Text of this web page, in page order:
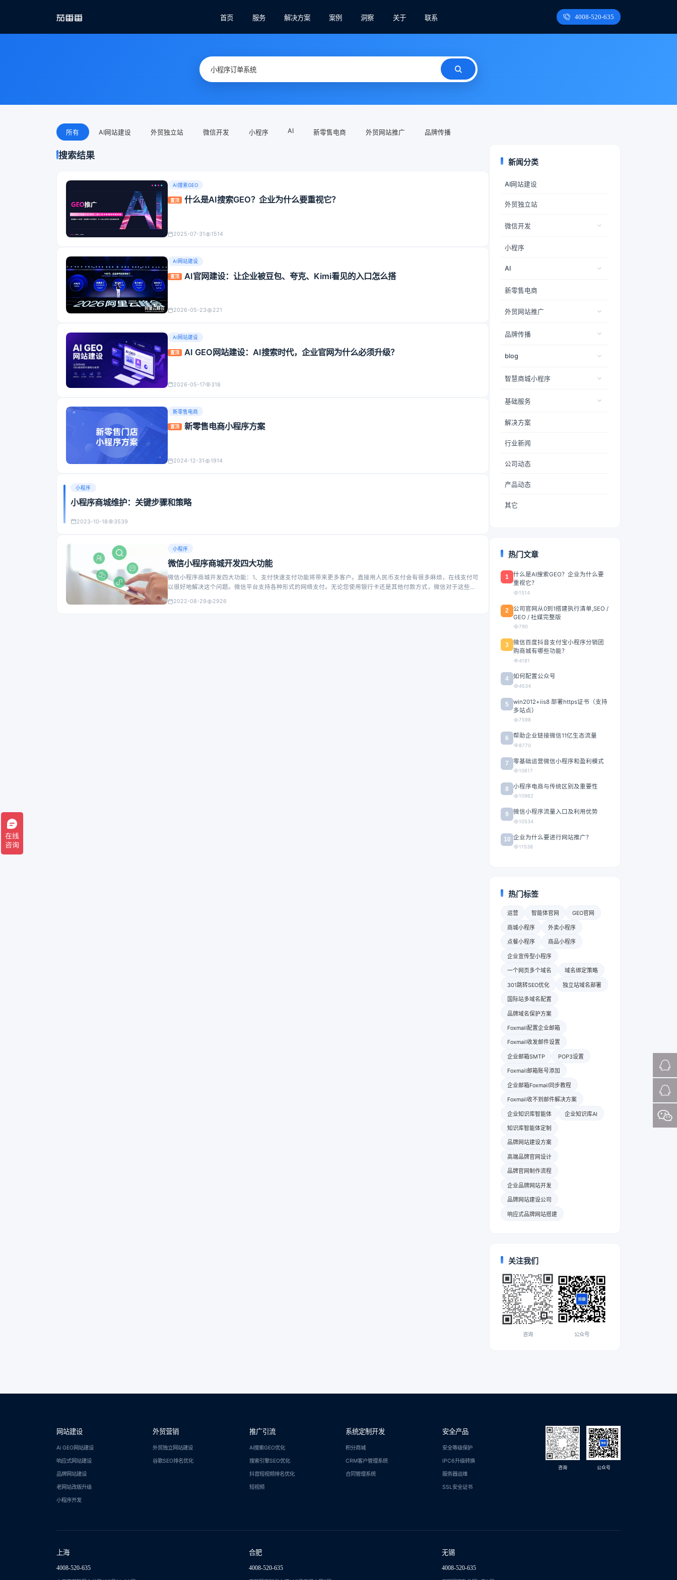
首页 服务 解决方案 案例 洞察 关于 联系 4008-520-635
所有 AI网站建设 外贸独立站 微信开发 小程序 AI 新零售电商 外贸网站推广 品牌传播
搜索结果
AI搜索GEO
置顶 什么是AI搜索GEO？企业为什么要重视它？
2025-07-31 1514
AI网站建设
置顶 AI官网建设：让企业被豆包、夸克、Kimi看见的入口怎么搭
2026-05-23 221
AI网站建设
置顶 AI GEO网站建设：AI搜索时代，企业官网为什么必须升级？
2026-05-17 318
新零售电商
置顶 新零售电商小程序方案
2024-12-31 1914
小程序
小程序商城维护：关键步骤和策略
2023-10-18 3539
小程序
微信小程序商城开发四大功能
微信小程序商城开发四大功能：1、支付快速支付功能将带来更多客户。直接用人民币支付会有很多麻烦，在线支付可
以很好地解决这个问题。微信平台支持各种形式的网络支付。无论您使用银行卡还是其他付款方式，微信对于这些平
2022-08-29 2926
新闻分类
AI网站建设
外贸独立站
微信开发
小程序
AI
新零售电商
外贸网站推广
品牌传播
blog
智慧商城小程序
基础服务
解决方案
行业新闻
公司动态
产品动态
其它
热门文章
1
什么是AI搜索GEO？企业为什么要
重视它？
1514
2
公司官网从0到1搭建执行清单,SEO /
GEO / 社媒完整版
790
3
微信百度抖音支付宝小程序分销团
购商城有哪些功能？
4181
4 如何配置公众号
4534
5
win2012+iis8 部署https证书（支持
多站点）
7598
6 帮助企业链接微信11亿生态流量
8770
7 零基础运营微信小程序和盈利模式
10617
8 小程序电商与传统区别及重要性
10962
9 微信小程序流量入口及利用优势
10534
10 企业为什么要进行网站推广？
11538
热门标签
运营 智能体官网 GEO官网
商城小程序 外卖小程序
点餐小程序 商品小程序
企业宣传型小程序
一个网页多个域名 域名绑定策略
301跳转SEO优化 独立站域名部署
国际站多域名配置
品牌域名保护方案
Foxmail配置企业邮箱
Foxmail收发邮件设置
企业邮箱SMTP POP3设置
Foxmail邮箱账号添加
企业邮箱Foxmail同步教程
Foxmail收不到邮件解决方案
企业知识库智能体 企业知识库AI
知识库智能体定制
品牌网站建设方案
高端品牌官网设计
品牌官网制作流程
企业品牌网站开发
品牌网站建设公司
响应式品牌网站搭建
关注我们
咨询 公众号
网站建设
Ai GEO网站建设
响应式网站建设
品牌网站建设
老网站改版升级
小程序开发
外贸营销
外贸独立网站建设
谷歌SEO排名优化
推广引流
Ai搜索GEO优化
搜索引擎SEO优化
抖音短视频排名优化
短视频
系统定制开发
积分商城
CRM客户管理系统
合同管理系统
安全产品
安全等级保护
IPC6升级转换
服务器运维
SSL安全证书
咨询 公众号
上海
4008-520-635
合肥
4008-520-635
无锡
4008-520-635